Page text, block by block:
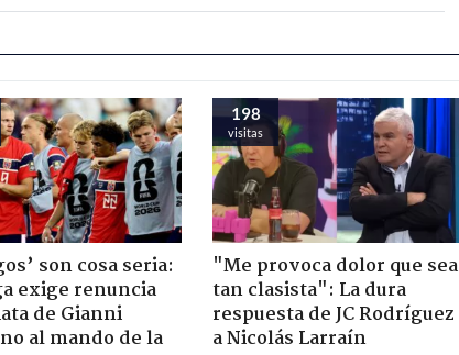
son cosa seria:
exige renuncia
de Gianni
al mando de la
198
visitas
"Me provoca dolor que sea
tan clasista": La dura
respuesta de JC Rodríguez
a Nicolás Larraín